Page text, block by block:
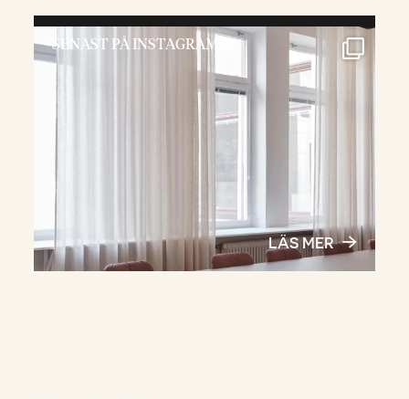
SENAST PÅ INSTAGRAM:
LÄS MER